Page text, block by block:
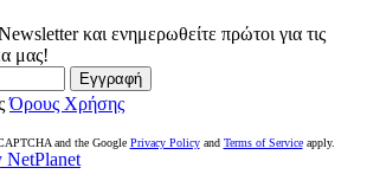
και ενημερωθείτε πρώτοι για τις
μας!
Εγγραφή
Όρους Χρήσης
and the Google Privacy Policyand Terms of Serviceapply.
NetPlanet